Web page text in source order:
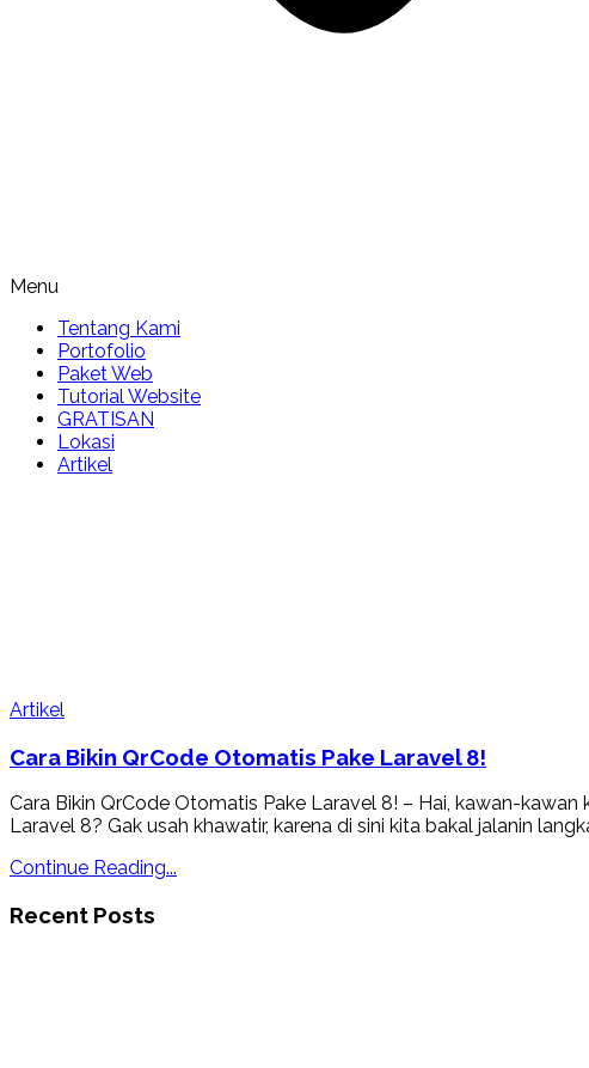
Menu
Tentang Kami
Portofolio
Paket Web
Tutorial Website
GRATISAN
Lokasi
Artikel
Artikel
Cara Bikin QrCode Otomatis Pake Laravel 8!
Cara Bikin QrCode Otomatis Pake Laravel 8! – Hai, kawan-
Laravel 8? Gak usah khawatir, karena di sini kita bakal jalanin
Continue Reading...
Recent Posts